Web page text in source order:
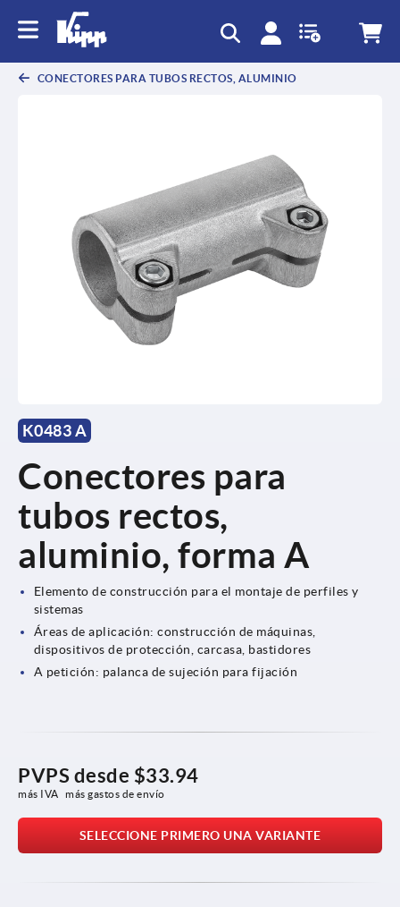
CONECTORES PARA TUBOS RECTOS, ALUMINIO
K0483 A
Conectores para
tubos rectos,
aluminio, forma A
Elemento de construcción para el montaje de perfiles y
sistemas
Áreas de aplicación: construcción de máquinas,
dispositivos de protección, carcasa, bastidores
A petición: palanca de sujeción para fijación
PVPS desde $33.94
más IVA más gastos de envío
SELECCIONE PRIMERO UNA VARIANTE